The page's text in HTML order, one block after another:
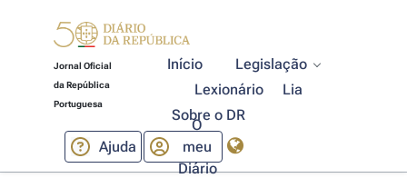
Jornal Oficial
da República
Portuguesa
Início
Legislação
Lexionário
Lia
Sobre o DR
Ajuda
O
meu
Diário